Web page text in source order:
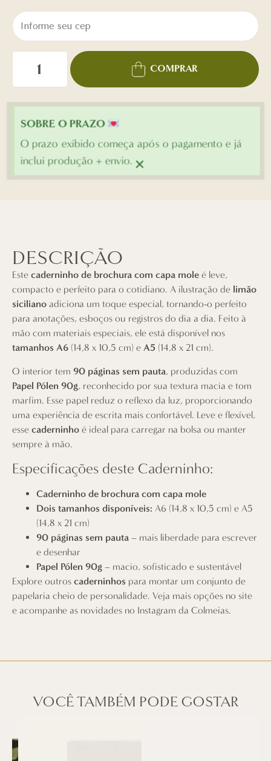
COMPRAR
SOBRE O PRAZO
O prazo exibido começa após o pagamento e já
inclui produção + envio. ×
DESCRIÇÃO
Este caderninho de brochura com capa mole é leve,
compacto e perfeito para o cotidiano. A ilustração de limão
siciliano adiciona um toque especial, tornando-o perfeito
para anotações, esboços ou registros do dia a dia. Feito à
mão com materiais especiais, ele está disponível nos
tamanhos A6 (14,8 x 10,5 cm) e A5 (14,8 x 21 cm).
O interior tem 90 páginas sem pauta, produzidas com
Papel Pólen 90g, reconhecido por sua textura macia e tom
marfim. Esse papel reduz o reflexo da luz, proporcionando
uma experiência de escrita mais confortável. Leve e flexível,
esse caderninho é ideal para carregar na bolsa ou manter
sempre à mão.
Especificações deste Caderninho:
Caderninho de brochura com capa mole
Dois tamanhos disponíveis: A6 (14,8 x 10,5 cm) e A5
(14,8 x 21 cm)
90 páginas sem pauta – mais liberdade para escrever
e desenhar
Papel Pólen 90g – macio, sofisticado e sustentável
Explore outros caderninhos para montar um conjunto de
papelaria cheio de personalidade. Veja mais opções no site
e acompanhe as novidades no Instagram da Colmeias.
VOCÊ TAMBÉM PODE GOSTAR